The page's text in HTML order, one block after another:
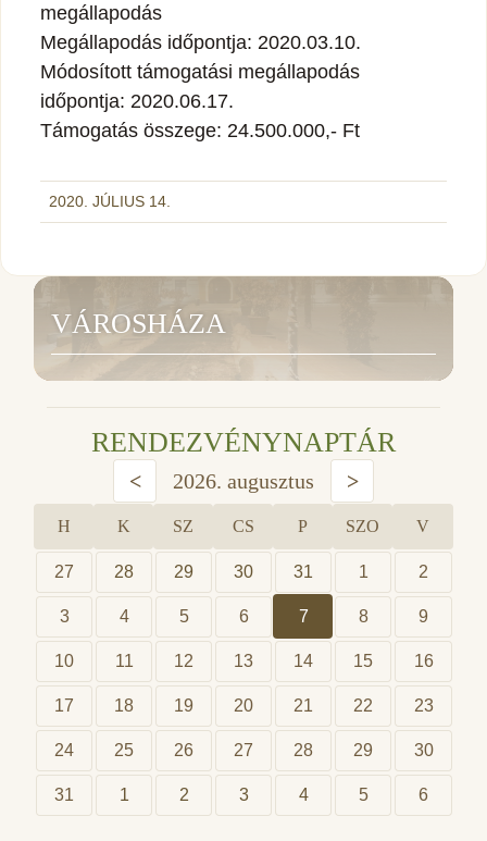
megállapodás
Megállapodás időpontja: 2020.03.10.
Módosított támogatási megállapodás
időpontja: 2020.06.17.
Támogatás összege: 24.500.000,- Ft
2020. JÚLIUS 14.
VÁROSHÁZA
RENDEZVÉNYNAPTÁR
< 2026. augusztus >
H K SZ CS P SZO V
27 28 29 30 31 1 2
3 4 5 6 7 8 9
10 11 12 13 14 15 16
17 18 19 20 21 22 23
24 25 26 27 28 29 30
31 1 2 3 4 5 6